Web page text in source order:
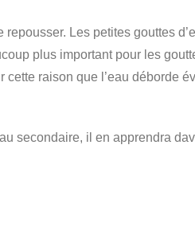
Les petites gouttes
plus important pour les
raison que l’eau déborde
secondaire, il en apprendra